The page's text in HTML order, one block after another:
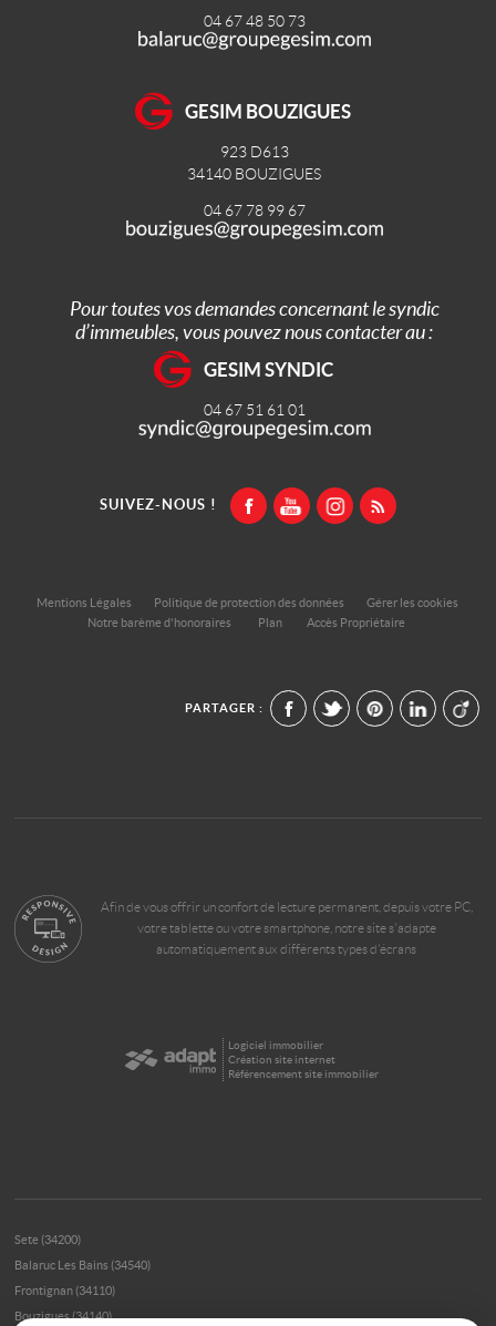
04 67 48 50 73
GESIM BOUZIGUES
923 D613
34140 BOUZIGUES
04 67 78 99 67
Pour toutes vos demandes concernant le syndic
d’immeubles, vous pouvez nous contacter au :
GESIM SYNDIC
04 67 51 61 01
SUIVEZ-NOUS !
Mentions Légales Politique de protection des données
Gérer les cookies
Notre barème d'honoraires
Plan Accès Propriétaire
PARTAGER :
Afin de vous offrir un confort de lecture permanent, depuis votre PC,
votre tablette ou votre smartphone, notre site s'adapte
automatiquement aux différents types d'écrans
Logiciel immobilier
Création site internet
Référencement site immobilier
Sete (34200)
Balaruc Les Bains (34540)
Frontignan (34110)
Bouzigues (34140)